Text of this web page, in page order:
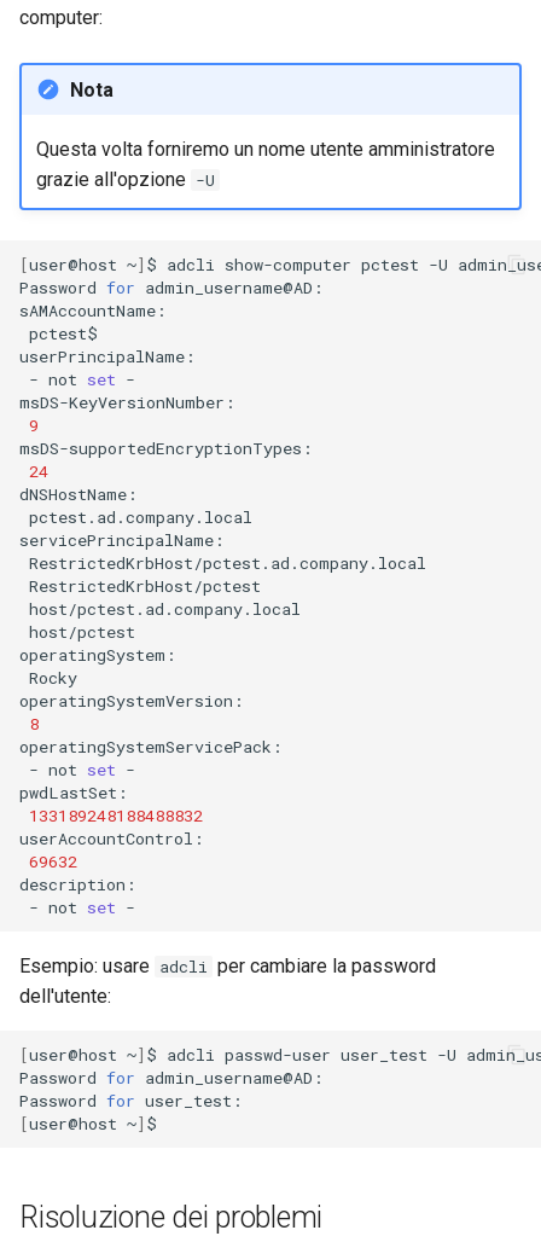
computer:
Nota
Questa volta forniremo un nome utente amministratore
grazie all'opzione -U
[user@host ~] $ adcli show-computer pctest -U
Password for admin_username@AD:
pctest$
- not set -
9
24
pctest.ad.company.local
host/pctest
Rocky
8
- not set -
133189248188488832
69632
- not set
Esempio: usare adcli per cambiare la password
dell'utente:
[user@host ~] $ adcli passwd-user user_test -U
Password for admin_username@AD:
Password for user_test:
[user@host ~] $
Risoluzione dei problemi